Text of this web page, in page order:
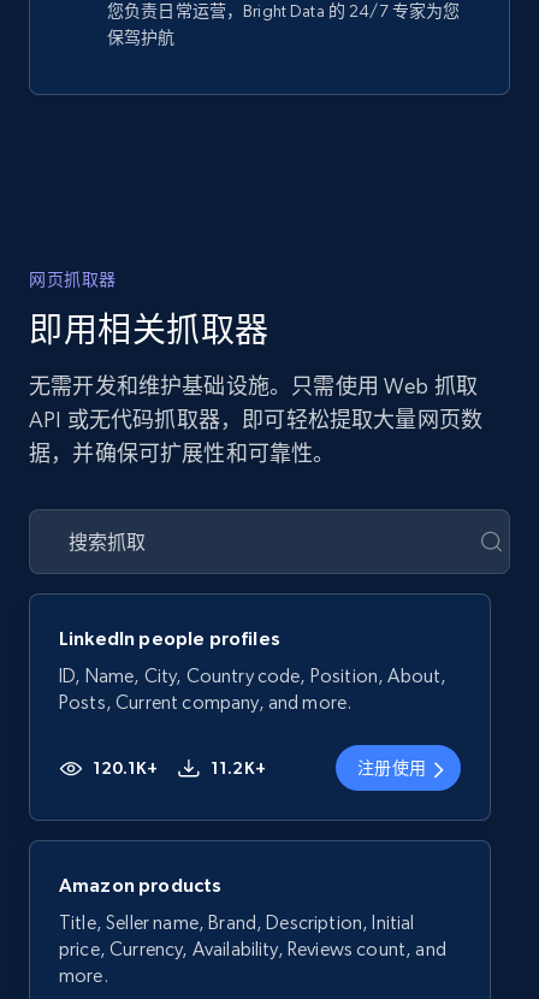
您负责日常运营，Bright Data 的 24/7 专家为您
保驾护航
网页抓取器
即用相关抓取器
无需开发和维护基础设施。只需使用 Web 抓取
API 或无代码抓取器，即可轻松提取大量网页数
据，并确保可扩展性和可靠性。
LinkedIn people profiles
ID, Name, City, Country code, Position, About,
Posts, Current company, and more.
120.1K+ 11.2K+ 注册使用
Amazon products
Title, Seller name, Brand, Description, Initial
price, Currency, Availability, Reviews count, and
more.